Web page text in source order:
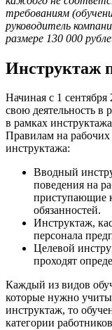
требованиям
руководитель
размере 130 000
Инструктаж
Начиная с 1
свою деятельность в
в рамках
Правилам на рабочих
инструктажа:
Вводный
поведения на
приступающие
обязанностей.
Инструктаж,
персонала
Целевой
проходят
Каждый из видов
которые нужно
инструктаж, то
категории